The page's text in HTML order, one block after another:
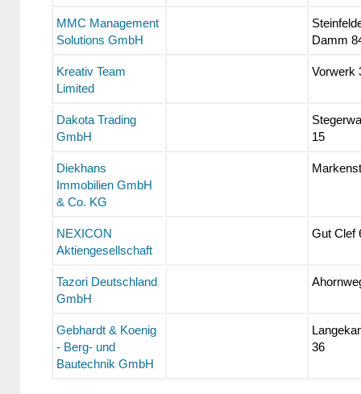
MMC Management
Solutions GmbH
Damm
Kreativ Team
Limited
Vorwerk
Dakota Trading
GmbH
15
Diekhans
Immobilien GmbH
& Co. KG
NEXICON
Aktiengesellschaft
Gut Clef
Tazori Deutschland
GmbH
Gebhardt & Koenig
- Berg- und
Bautechnik GmbH
36